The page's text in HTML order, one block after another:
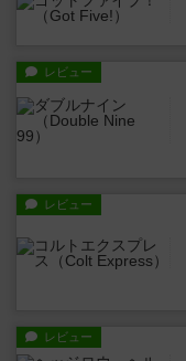
レビュー
レビュー
レビュー